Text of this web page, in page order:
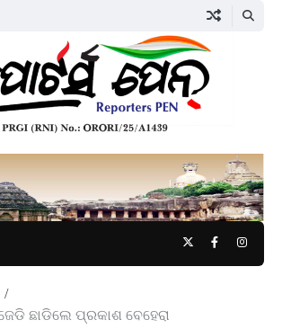
TwitterFacebook
ଛାଡିଲେ ପ୍ରକାଶ ବେହେରା